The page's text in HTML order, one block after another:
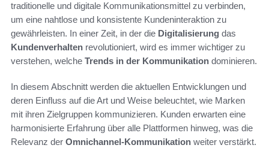
traditionelle und digitale Kommunikationsmittel zu verbinden,
um eine nahtlose und konsistente Kundeninteraktion zu
gewährleisten. In einer Zeit, in der die Digitalisierung das
Kundenverhalten revolutioniert, wird es immer wichtiger zu
verstehen, welche Trends in der Kommunikation dominieren.
In diesem Abschnitt werden die aktuellen Entwicklungen und
deren Einfluss auf die Art und Weise beleuchtet, wie Marken
mit ihren Zielgruppen kommunizieren. Kunden erwarten eine
harmonisierte Erfahrung über alle Plattformen hinweg, was die
Relevanz der Omnichannel-Kommunikation weiter verstärkt.